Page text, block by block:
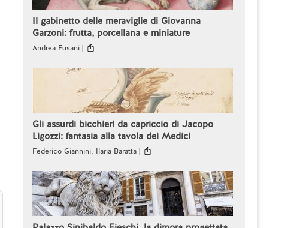
Il gabinetto delle meraviglie di Giovanna
Garzoni: frutta, porcellana e miniature
Andrea Fusani |
Gli assurdi bicchieri da capriccio di Jacopo
Ligozzi: fantasia alla tavola dei Medici
Federico Giannini, Ilaria Baratta |